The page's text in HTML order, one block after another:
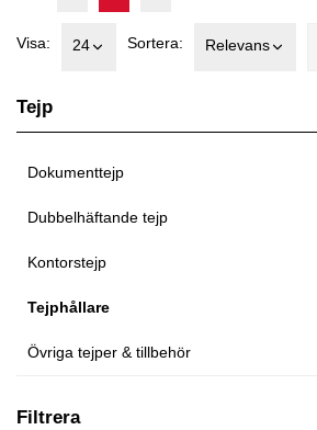
Tejp
Dokumenttejp
Dubbelhäftande tejp
Kontorstejp
Tejphållare
Övriga tejper & tillbehör
Filtrera
Visa: 24 Sortera: Relevans